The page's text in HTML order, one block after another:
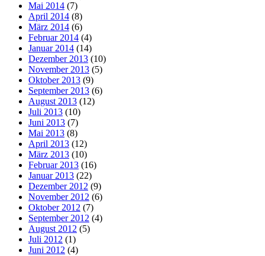
Mai 2014 (7)
April 2014 (8)
März 2014 (6)
Februar 2014 (4)
Januar 2014 (14)
Dezember 2013 (10)
November 2013 (5)
Oktober 2013 (9)
September 2013 (6)
August 2013 (12)
Juli 2013 (10)
Juni 2013 (7)
Mai 2013 (8)
April 2013 (12)
März 2013 (10)
Februar 2013 (16)
Januar 2013 (22)
Dezember 2012 (9)
November 2012 (6)
Oktober 2012 (7)
September 2012 (4)
August 2012 (5)
Juli 2012 (1)
Juni 2012 (4)